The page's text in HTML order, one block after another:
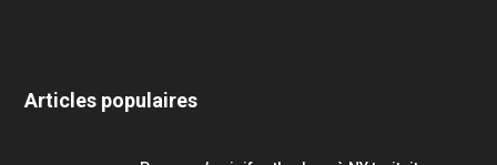
Articles populaires